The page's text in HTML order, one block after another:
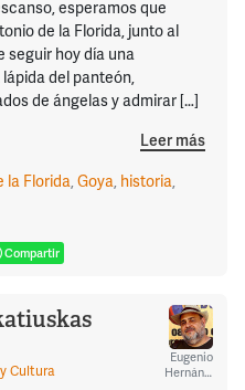
esperamos que
de la Florida, junto al
seguir hoy día una
del panteón,
de ángelas y admirar […]
Leer más
la Florida Goya historia
Compartir
Eugenio
Hernández
Cultura